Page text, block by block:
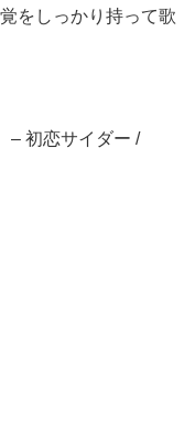
をしっかり持って歌
– 初恋サイダー /